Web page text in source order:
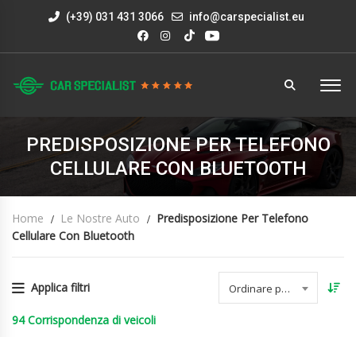
(+39) 031 431 3066 info@carspecialist.eu
PREDISPOSIZIONE PER TELEFONO
CELLULARE CON BLUETOOTH
Home Le Nostre Auto
Predisposizione Per Telefono
Cellulare Con Bluetooth
Applica filtri Ordinare per data
94 Corrispondenza di veicoli